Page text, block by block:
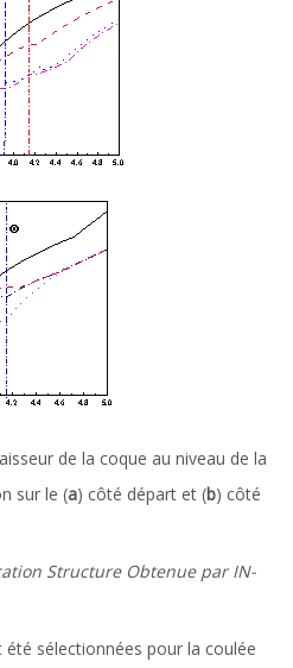
de la coque au niveau de la
sur le (a) côté départ et (b) côté
Structure Obtenue par IN-
sélectionnées pour la coulée